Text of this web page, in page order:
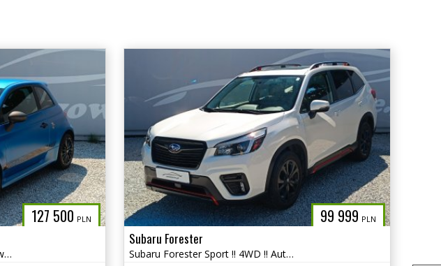
127 500 PLN
Abarth 595 Competizione !! Jak nowy !! Salon PL !! autaniszowe.pl
99 999 PLN
Subaru Forester
Subaru Forester Sport !! 4WD !! Automat !! autaniszowe.pl